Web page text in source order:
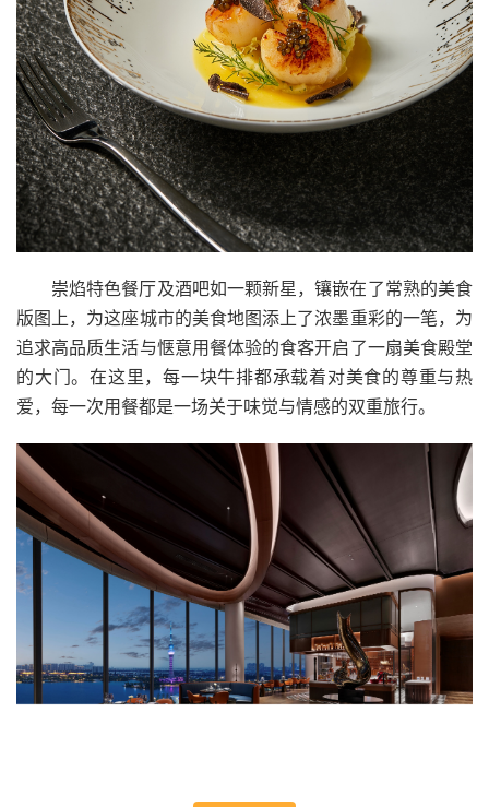
崇焰特色餐厅及酒吧如一颗新星，镶嵌在了常熟的美食
版图上，为这座城市的美食地图添上了浓墨重彩的一笔，为
追求高品质生活与惬意用餐体验的食客开启了一扇美食殿堂
的大门。在这里，每一块牛排都承载着对美食的尊重与热
爱，每一次用餐都是一场关于味觉与情感的双重旅行。